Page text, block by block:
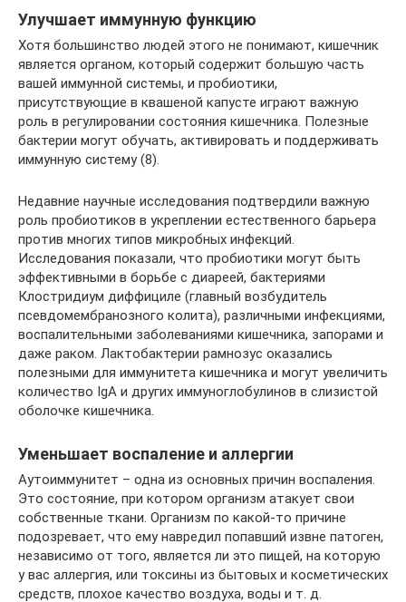
Улучшает иммунную функцию
Хотя большинство людей этого не понимают, кишечник
является органом, который содержит большую часть
вашей иммунной системы, и пробиотики,
присутствующие в квашеной капусте играют важную
роль в регулировании состояния кишечника. Полезные
бактерии могут обучать, активировать и поддерживать
иммунную систему (8).
Недавние научные исследования подтвердили важную
роль пробиотиков в укреплении естественного барьера
против многих типов микробных инфекций.
Исследования показали, что пробиотики могут быть
эффективными в борьбе с диареей, бактериями
Клостридиум диффициле (главный возбудитель
псевдомембранозного колита), различными инфекциями,
воспалительными заболеваниями кишечника, запорами и
даже раком. Лактобактерии рамнозус оказались
полезными для иммунитета кишечника и могут увеличить
количество IgA и других иммуноглобулинов в слизистой
оболочке кишечника.
Уменьшает воспаление и аллергии
Аутоиммунитет – одна из основных причин воспаления.
Это состояние, при котором организм атакует свои
собственные ткани. Организм по какой-то причине
подозревает, что ему навредил попавший извне патоген,
независимо от того, является ли это пищей, на которую
у вас аллергия, или токсины из бытовых и косметических
средств, плохое качество воздуха, воды и т. д.